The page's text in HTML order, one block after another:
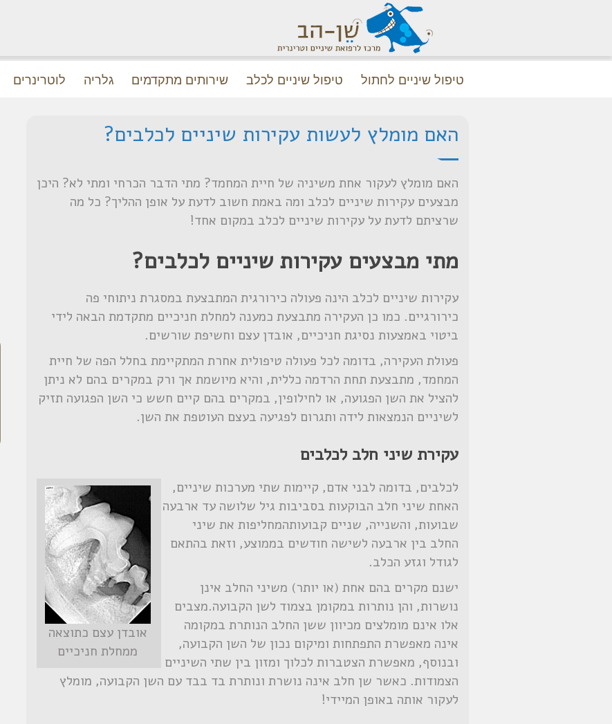
טיפול שיניים לחתול טיפול שיניים לכלב שירותים מתקדמים גלריה לוטרינרים
האם מומלץ לעשות עקירות שיניים לכלבים?
האם מומלץ לעקור אחת משיניה של חיית המחמד? מתי הדבר הכרחי ומתי לא? היכן
מבצעים עקירות שיניים לכלב ומה באמת חשוב לדעת על אופן ההליך? כל מה
שרציתם לדעת על עקירות שיניים לכלב במקום אחד!
מתי מבצעים עקירות שיניים לכלבים?
עקירות שיניים לכלב הינה פעולה כירורגית המתבצעת במסגרת ניתוחי פה
כירורגיים. כמו כן העקירה מתבצעת כמענה למחלת חניכיים מתקדמת הבאה לידי
ביטוי באמצעות נסיגת חניכיים, אובדן עצם וחשיפת שורשים.
פעולת העקירה, בדומה לכל פעולה טיפולית אחרת המתקיימת בחלל הפה של חיית
המחמד, מתבצעת תחת הרדמה כללית, והיא מיושמת אך ורק במקרים בהם לא ניתן
להציל את השן הפגועה, או לחילופין, במקרים בהם קיים חשש כי השן הפגועה תזיק
לשיניים הנמצאות לידה ותגרום לפגיעה בעצם העוטפת את השן.
עקירת שיני חלב לכלבים
אובדן עצם כתוצאה
ממחלת חניכיים
לכלבים, בדומה לבני אדם, קיימות שתי מערכות שיניים,
האחת שיני חלב הבוקעות בסביבות גיל שלושה עד ארבעה
שבועות, והשנייה, שניים קבועותהמחליפות את שיני
החלב בין ארבעה לשישה חודשים בממוצע, וזאת בהתאם
לגודל וגזע הכלב.
ישנם מקרים בהם אחת (או יותר) משיני החלב אינן
נושרות, והן נותרות במקומן בצמוד לשן הקבועה.מצבים
אלו אינם מומלצים מכיוון ששן החלב הנותרת במקומה
אינה מאפשרת התפתחות ומיקום נכון של השן הקבועה,
ובנוסף, מאפשרת הצטברות לכלוך ומזון בין שתי השיניים
הצמודות. כאשר שן חלב אינה נושרת ונותרת בד בבד עם השן הקבועה, מומלץ
לעקור אותה באופן המיידי!